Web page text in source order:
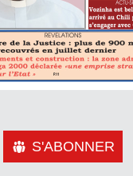
S'ABONNER